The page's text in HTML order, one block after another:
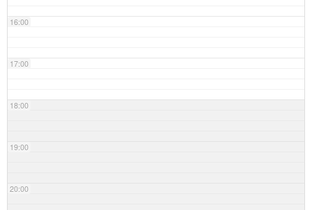
16:00
17:00
18:00
19:00
20:00